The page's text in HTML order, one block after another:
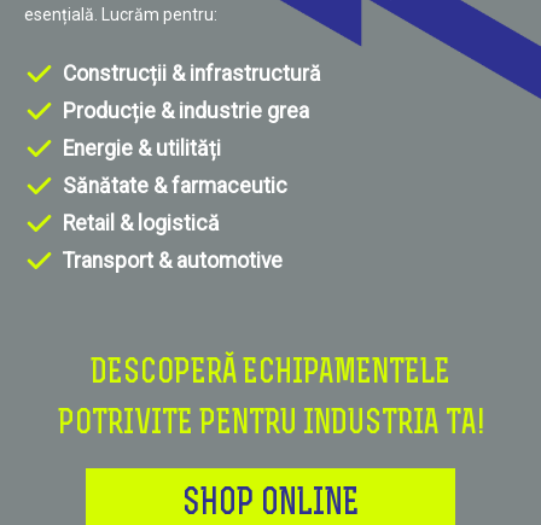
esențială. Lucrăm pentru:
Construcții & infrastructură
Producție & industrie grea
Energie & utilități
Sănătate & farmaceutic
Retail & logistică
Transport & automotive
DESCOPERĂ ECHIPAMENTELE
POTRIVITE PENTRU INDUSTRIA TA!
SHOP ONLINE